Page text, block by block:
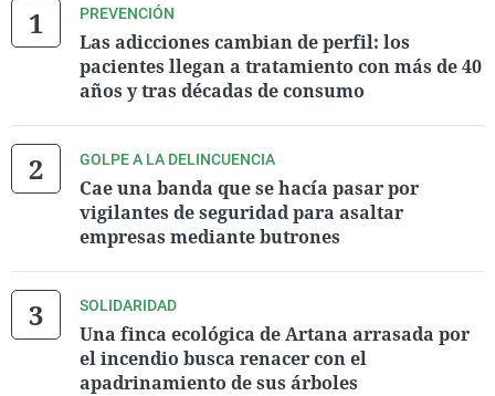
PREVENCIÓN
Las adicciones cambian de perfil: los
pacientes llegan a tratamiento con más de 40
años y tras décadas de consumo
GOLPE A LA DELINCUENCIA
Cae una banda que se hacía pasar por
vigilantes de seguridad para asaltar
empresas mediante butrones
SOLIDARIDAD
Una finca ecológica de Artana arrasada por
el incendio busca renacer con el
apadrinamiento de sus árboles